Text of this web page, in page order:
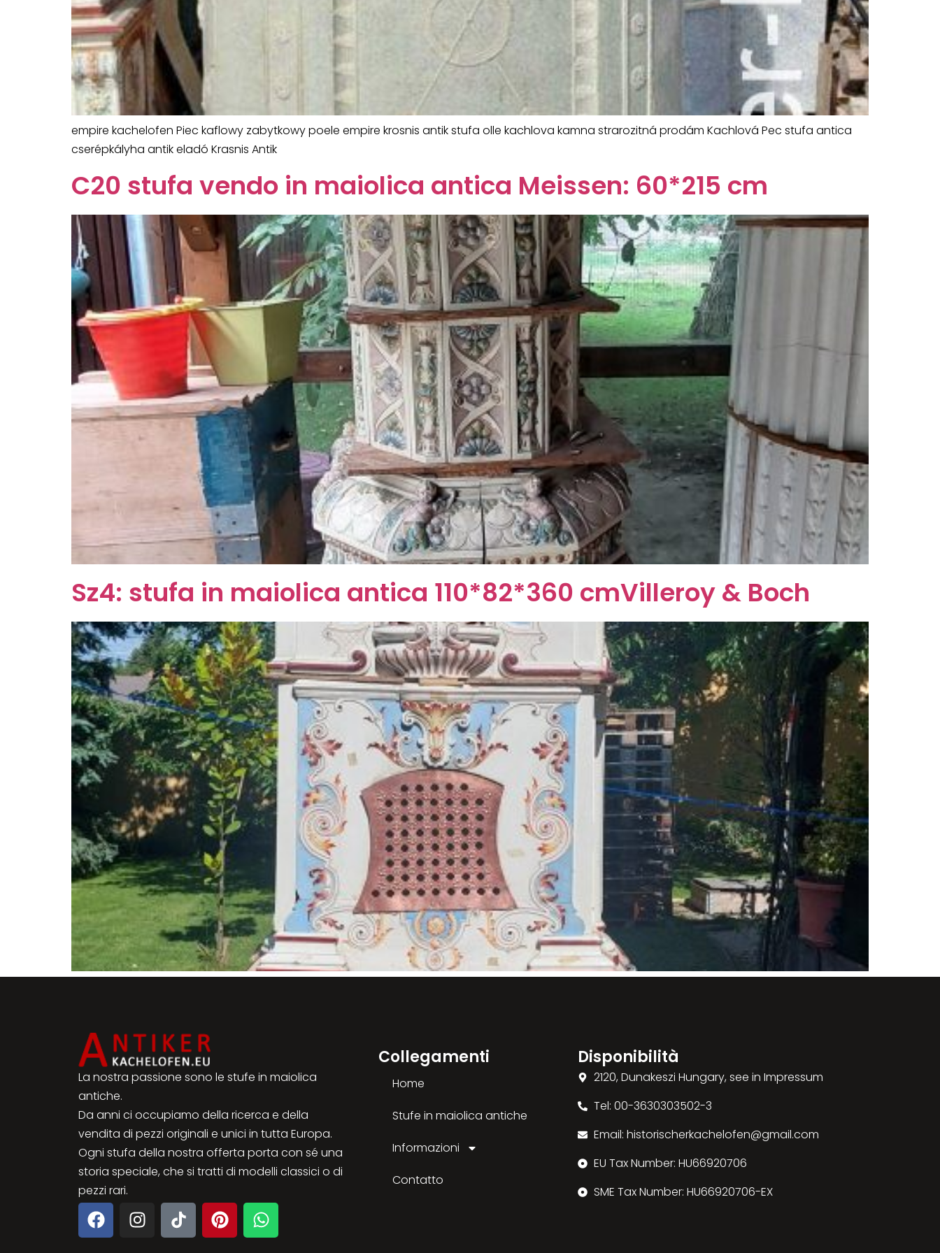
empire kachelofen Piec kaflowy zabytkowy poele empire krosnis antik stufa olle kachlova kamna strarozitná prodám Kachlová Pec stufa antica
cserépkályha antik eladó Krasnis Antik
C20 stufa vendo in maiolica antica Meissen: 60*215 cm
Sz4: stufa in maiolica antica 110*82*360 cmVilleroy & Boch
La nostra passione sono le stufe in maiolica
antiche.
Da anni ci occupiamo della ricerca e della
vendita di pezzi originali e unici in tutta Europa.
Ogni stufa della nostra offerta porta con sé una
storia speciale, che si tratti di modelli classici o di
pezzi rari.
Collegamenti
Home
Stufe in maiolica antiche
Informazioni
Contatto
Disponibilità
2120, Dunakeszi Hungary, see in Impressum
Tel: 00-3630303502-3
Email: historischerkachelofen@gmail.com
EU Tax Number: HU66920706
SME Tax Number: HU66920706-EX